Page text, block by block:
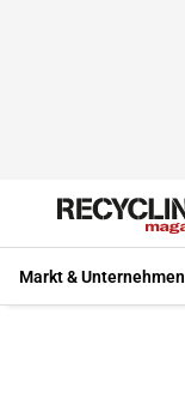
Markt & Unternehmen